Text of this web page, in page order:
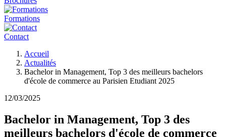
Formations
Contact
d'Ariane
Accueil
Actualités
Bachelor in Management, Top 3 des meilleurs bachelors
d'école de commerce au Parisien Etudiant 2025
12/03/2025
Bachelor in Management, Top 3 des
meilleurs bachelors d'école de commerce